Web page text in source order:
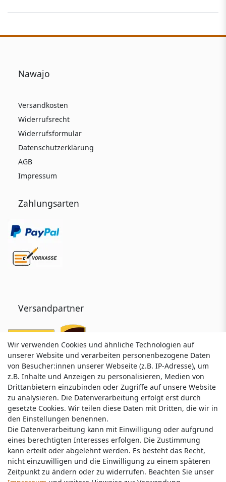
Nawajo
Versandkosten
Widerrufsrecht
Widerrufsformular
Datenschutzerklärung
AGB
Impressum
Zahlungsarten
Versandpartner
Service & Kontakt
Wünschen Sie einen Rückruf?
service@nawajo.de
Wir verwenden Cookies und ähnliche Technologien auf
unserer Website und verarbeiten personenbezogene Daten
von Besucher:innen unserer Webseite (z.B. IP-Adresse), um
z.B. Inhalte und Anzeigen zu personalisieren, Medien von
Drittanbietern einzubinden oder Zugriffe auf unsere Website
zu analysieren. Die Datenverarbeitung erfolgt erst durch
gesetzte Cookies. Wir teilen diese Daten mit Dritten, die wir in
den Einstellungen benennen.
Die Datenverarbeitung kann mit Einwilligung oder aufgrund
eines berechtigten Interesses erfolgen. Die Zustimmung
kann erteilt oder abgelehnt werden. Es besteht das Recht,
nicht einzuwilligen und die Einwilligung zu einem späteren
Zeitpunkt zu ändern oder zu widerrufen. Beachten Sie unser
Wir verwenden Cookies und ähnliche Technologien auf
unserer Website und verarbeiten personenbezogene Daten
von Besucher:innen unserer Webseite (z.B. IP-Adresse), um
z.B. Inhalte und Anzeigen zu personalisieren, Medien von
Drittanbietern einzubinden oder Zugriffe auf unsere Website
zu analysieren. Die Datenverarbeitung erfolgt erst durch
gesetzte Cookies. Wir teilen diese Daten mit Dritten, die wir in
den Einstellungen benennen.
Die Datenverarbeitung kann mit Einwilligung oder aufgrund
eines berechtigten Interesses erfolgen. Die Zustimmung
kann erteilt oder abgelehnt werden. Es besteht das Recht,
nicht einzuwilligen und die Einwilligung zu einem späteren
Zeitpunkt zu ändern oder zu widerrufen. Beachten Sie unser